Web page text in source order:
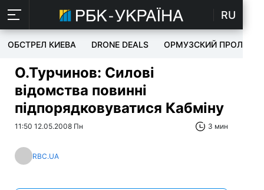
RU
ОБСТРЕЛ КИЕВА DRONE DEALS ОРМУЗСКИЙ ПРОЛИВ
О.Турчинов: Силові
відомства повинні
підпорядковуватися Кабміну
11:50 12.05.2008 Пн 3 мин
RBC.UA